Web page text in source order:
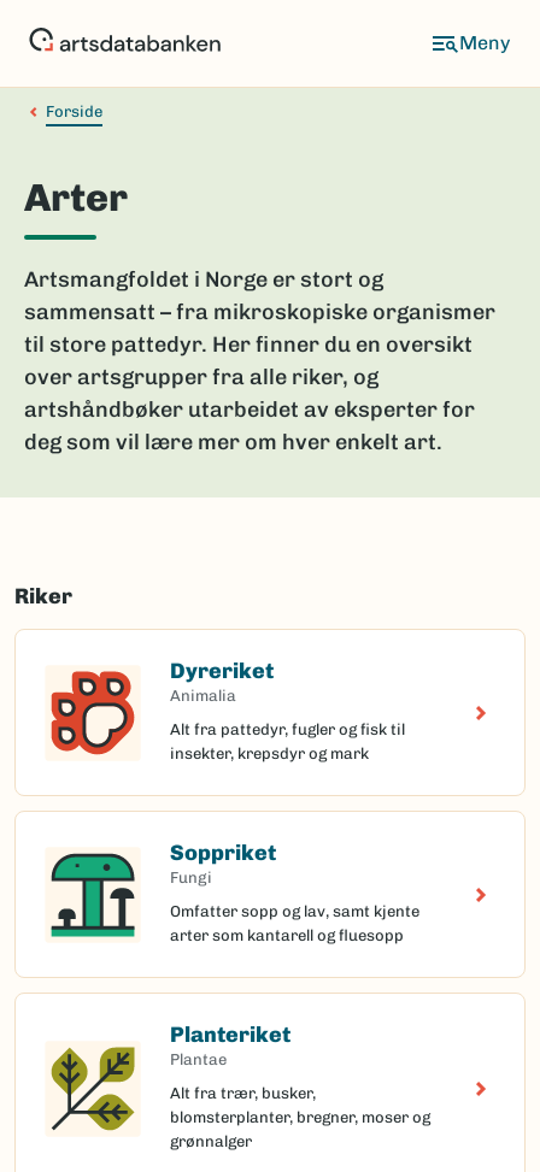
Forside
Arter
Artsmangfoldet i Norge er stort og
sammensatt – fra mikroskopiske organismer
til store pattedyr. Her finner du en oversikt
over artsgrupper fra alle riker, og
artshåndbøker utarbeidet av eksperter for
deg som vil lære mer om hver enkelt art.
Riker
Dyreriket
Animalia
Alt fra pattedyr, fugler og fisk til
insekter, krepsdyr og mark
Soppriket
Fungi
Omfatter sopp og lav, samt kjente
arter som kantarell og fluesopp
Planteriket
Plantae
Alt fra trær, busker,
blomsterplanter, bregner, moser og
grønnalger